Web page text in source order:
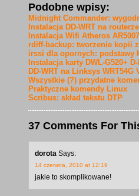
Podobne wpisy:
Midnight Commander:
Instalacja DD-WRT na
Instalacja Wifi Atheros
rdiff-backup: tworzenie kopii
irssi dla opornych: podstawy
Instalacja karty DWL-G520+
DD-WRT na Linksys WRT54G
Wszystkie (?) przydatne
Praktyczne komendy Linux
Scribus: skład tekstu DTP
37 Comments For
dorota Says:
14 czerwca, 2010 at 12:19
jakie to skomplikowane!